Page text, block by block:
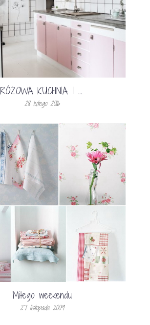
RÓŻOWA KUCHNIA I ….
28 lutego 2016
Miłego weekendu
27 listopada 2009